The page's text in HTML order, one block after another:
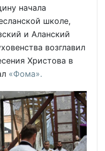
начала
школе,
и Аланский
возглавил
Христова в
«Фома».